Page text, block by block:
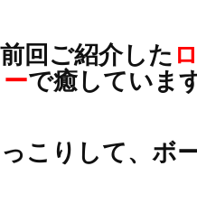
回ご紹介した
で癒していま
こりして、ボ